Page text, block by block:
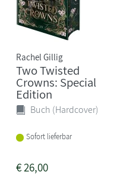
Rachel Gillig
Two Twisted
Crowns: Special
Edition
Buch (Hardcover)
Sofort lieferbar
€26,00